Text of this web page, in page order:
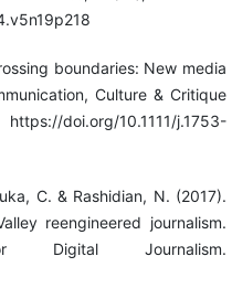
boundaries: New media
Culture & Critique
10.1111/j.1753-
C. & Rashidian, N. (2017).
reengineered journalism.
Journalism.